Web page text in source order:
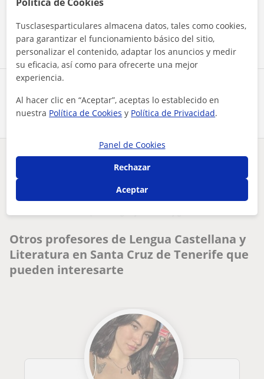
Contactar ahora
¿Hay algún error en este perfil?
Lengua Castellana y Literatura
Tenerife
Santa Cruz de Tenerife
Otros profesores de Lengua Castellana y
Literatura en Santa Cruz de Tenerife que
pueden interesarte
Tusclasesparticulares almacena datos, tales como cookies,
para garantizar el funcionamiento básico del sitio,
personalizar el contenido, adaptar los anuncios y medir
su eficacia, así como para ofrecerte una mejor
experiencia.
Al hacer clic en “Aceptar”, aceptas lo establecido en
nuestra Política de Cookies y Política de Privacidad.
Panel de Cookies
Rechazar
Aceptar